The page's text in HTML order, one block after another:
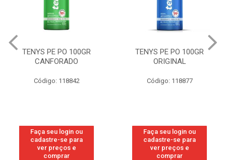
TENYS PE PO 100GR
CANFORADO
Código: 118842
Faça seu login ou
cadastre-se para
ver preços e
comprar
TENYS PE PO 100GR
ORIGINAL
Código: 118877
Faça seu login ou
cadastre-se para
ver preços e
comprar